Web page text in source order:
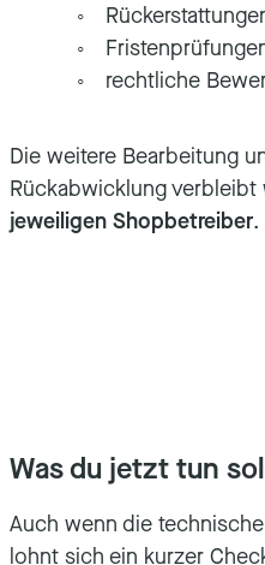
rechtliche
Die weitere Bearbeitung
Rückabwicklung verbleibt
jeweiligen Shopbetreiber.
Was du jetzt tun
Auch wenn die
lohnt sich ein kurzer